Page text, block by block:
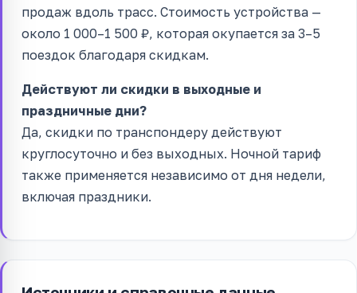
продаж вдоль трасс. Стоимость устройства —
около 1 000–1 500 ₽, которая окупается за 3–5
поездок благодаря скидкам.
Действуют ли скидки в выходные и
праздничные дни?
Да, скидки по транспондеру действуют
круглосуточно и без выходных. Ночной тариф
также применяется независимо от дня недели,
включая праздники.